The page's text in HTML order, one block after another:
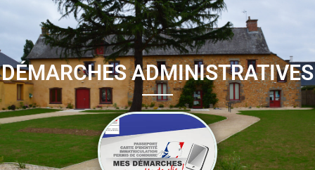
DÉMARCHES ADMINISTRATIVES